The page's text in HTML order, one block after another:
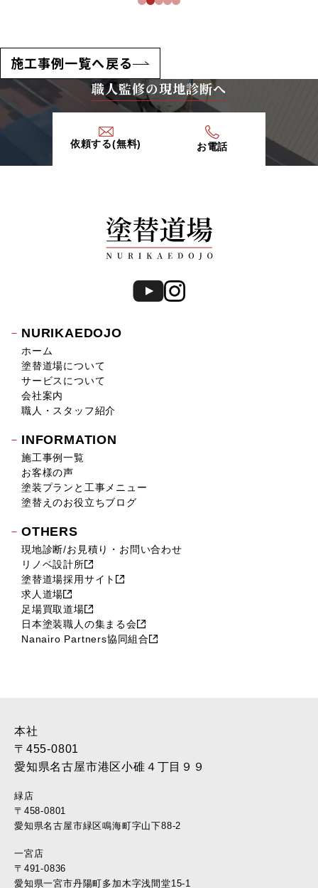
施工事例一覧へ戻る
職人監修の現地診断へ
依頼する(無料) お電話
NURIKAEDOJO
ホーム
塗替道場について
サービスについて
会社案内
職人・スタッフ紹介
INFORMATION
施工事例一覧
お客様の声
塗装プランと工事メニュー
塗替えのお役立ちブログ
OTHERS
現地診断/お見積り・お問い合わせ
リノベ設計所
塗替道場採用サイト
求人道場
足場買取道場
日本塗装職人の集まる会
Nanairo Partners協同組合
本社
〒455-0801
愛知県名古屋市港区小碓４丁目９９
緑店
〒458-0801
愛知県名古屋市緑区鳴海町字山下88-2
一宮店
〒491-0836
愛知県一宮市丹陽町多加木字浅間堂15-1